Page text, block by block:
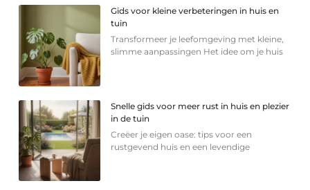
Gids voor kleine verbeteringen in huis en
tuin
Transformeer je leefomgeving met kleine,
slimme aanpassingen Het idee om je huis
Snelle gids voor meer rust in huis en plezier
in de tuin
Creëer je eigen oase: tips voor een
rustgevend huis en een levendige